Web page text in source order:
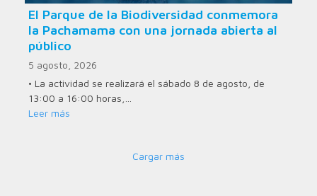
El Parque de la Biodiversidad conmemora
la Pachamama con una jornada abierta al
público
5 agosto, 2026
• La actividad se realizará el sábado 8 de agosto, de
13:00 a 16:00 horas,…
Leer más
Cargar más